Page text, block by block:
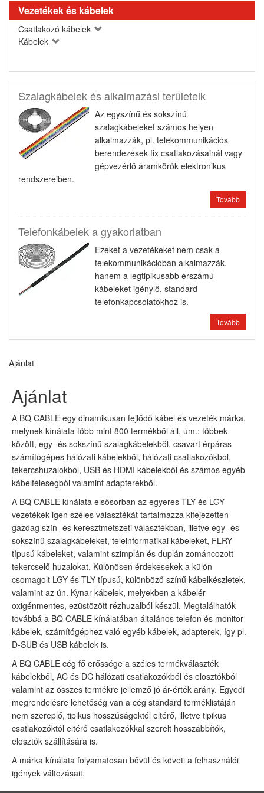
Vezetékek és kábelek
Csatlakozó kábelek
Kábelek
Szalagkábelek és alkalmazási területeik
Az egyszínű és sokszínű
szalagkábeleket számos helyen
alkalmazzák, pl. telekommunikációs
berendezések fix csatlakozásainál vagy
gépvezérlő áramkörök elektronikus
rendszereiben.
Tovább
Telefonkábelek a gyakorlatban
Ezeket a vezetékeket nem csak a
telekommunikációban alkalmazzák,
hanem a legtipikusabb érszámú
kábeleket igénylő, standard
telefonkapcsolatokhoz is.
Tovább
Ajánlat
Ajánlat
A BQ CABLE egy dinamikusan fejlődő kábel és vezeték márka,
melynek kínálata több mint 800 termékből áll, úm.: többek
között, egy- és sokszínű szalagkábelekből, csavart érpáras
számítógépes hálózati kábelekből, hálózati csatlakozókból,
tekercshuzalokból, USB és HDMI kábelekből és számos egyéb
kábelféleségből valamint adapterekből.
A BQ CABLE kínálata elsősorban az egyeres TLY és LGY
vezetékek igen széles választékát tartalmazza kifejezetten
gazdag szín- és keresztmetszeti választékban, illetve egy- és
sokszínű szalagkábeleket, teleinformatikai kábeleket, FLRY
típusú kábeleket, valamint szimplán és duplán zománcozott
tekercselő huzalokat. Különösen érdekesekek a külön
csomagolt LGY és TLY típusú, különböző színű kábelkészletek,
valamint az ún. Kynar kábelek, melyekben a kábelér
oxigénmentes, ezüstözött rézhuzalból készül. Megtalálhatók
továbbá a BQ CABLE kínálatában általános telefon és monitor
kábelek, számítógéphez való egyéb kábelek, adapterek, így pl.
D-SUB és USB kábelek is.
A BQ CABLE cég fő erőssége a széles termékválaszték
kábelekből, AC és DC hálózati csatlakozókból és elosztókból
valamint az összes termékre jellemző jó ár-érték arány. Egyedi
megrendelésre lehetőség van a cég standard terméklistáján
nem szereplő, tipikus hosszúságoktól eltérő, illetve tipikus
csatlakozóktól eltérő csatlakozókkal szerelt hosszabbítók,
elosztók szállítására is.
A márka kínálata folyamatosan bővül és követi a felhasználói
igények változásait.